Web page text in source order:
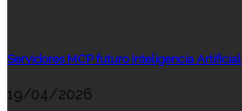
Servidores MCP futuro Inteligencia Artificial
19/04/2026